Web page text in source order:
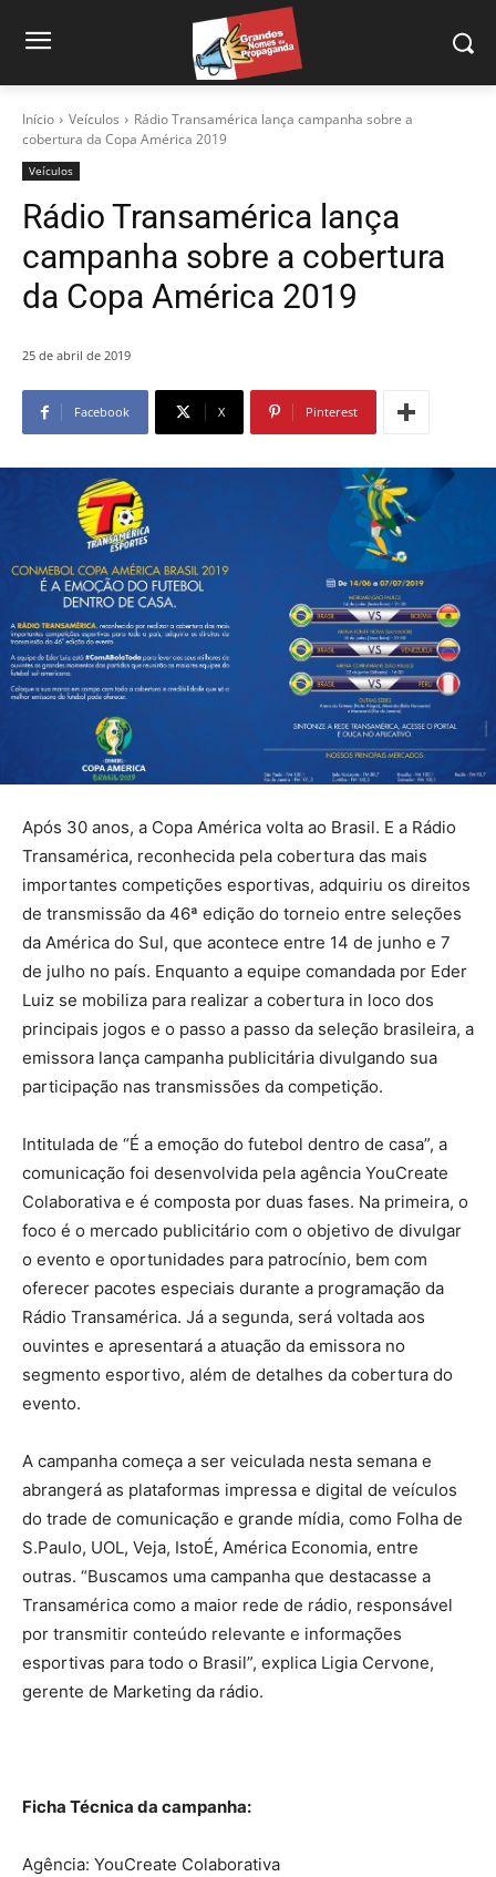
Início Veículos
Rádio Transamérica lança campanha sobre a
cobertura da Copa América 2019
Veículos
Rádio Transamérica lança
campanha sobre a cobertura
da Copa América 2019
25 de abril de 2019
Facebook X Pinterest
Após 30 anos, a Copa América volta ao Brasil. E a Rádio
Transamérica, reconhecida pela cobertura das mais
importantes competições esportivas, adquiriu os direitos
de transmissão da 46ª edição do torneio entre seleções
da América do Sul, que acontece entre 14 de junho e 7
de julho no país. Enquanto a equipe comandada por Eder
Luiz se mobiliza para realizar a cobertura in loco dos
principais jogos e o passo a passo da seleção brasileira, a
emissora lança campanha publicitária divulgando sua
participação nas transmissões da competição.
Intitulada de “É a emoção do futebol dentro de casa”, a
comunicação foi desenvolvida pela agência YouCreate
Colaborativa e é composta por duas fases. Na primeira, o
foco é o mercado publicitário com o objetivo de divulgar
o evento e oportunidades para patrocínio, bem com
oferecer pacotes especiais durante a programação da
Rádio Transamérica. Já a segunda, será voltada aos
ouvintes e apresentará a atuação da emissora no
segmento esportivo, além de detalhes da cobertura do
evento.
A campanha começa a ser veiculada nesta semana e
abrangerá as plataformas impressa e digital de veículos
do trade de comunicação e grande mídia, como Folha de
S.Paulo, UOL, Veja, IstoÉ, América Economia, entre
outras. “Buscamos uma campanha que destacasse a
Transamérica como a maior rede de rádio, responsável
por transmitir conteúdo relevante e informações
esportivas para todo o Brasil”, explica Ligia Cervone,
gerente de Marketing da rádio.
Ficha Técnica da campanha:
Agência: YouCreate Colaborativa